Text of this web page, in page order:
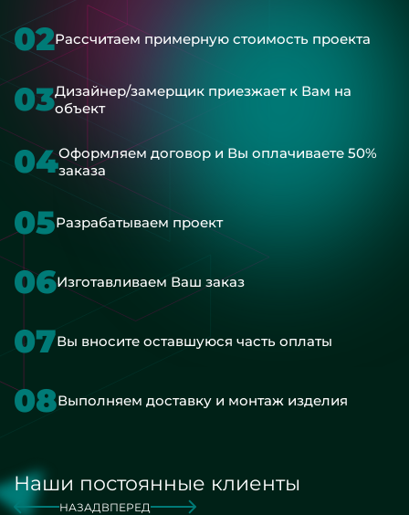
02Рассчитаем примерную стоимость проекта
03Дизайнер/замерщик приезжает к Вам на
объект
04Оформляем договор и Вы оплачиваете 50%
заказа
05Разрабатываем проект
06Изготавливаем Ваш заказ
07Вы вносите оставшуюся часть оплаты
08Выполняем доставку и монтаж изделия
Наши постоянные клиенты
НАЗАД ВПЕРЕД